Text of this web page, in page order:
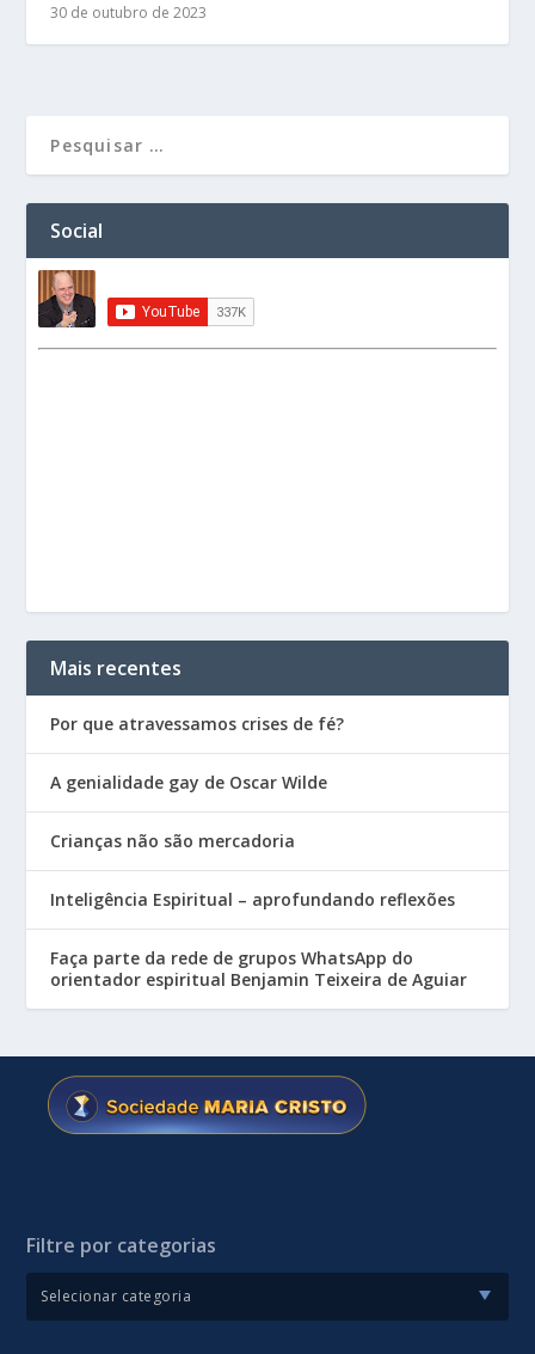
30 de outubro de 2023
Social
Mais recentes
Por que atravessamos crises de fé?
A genialidade gay de Oscar Wilde
Crianças não são mercadoria
Inteligência Espiritual – aprofundando reflexões
Faça parte da rede de grupos WhatsApp do
orientador espiritual Benjamin Teixeira de Aguiar
Filtre por categorias